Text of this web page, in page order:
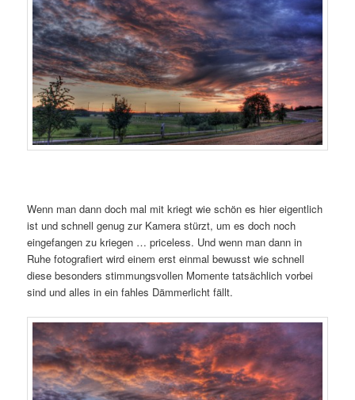
Wenn man dann doch mal mit kriegt wie schön es hier eigentlich
ist und schnell genug zur Kamera stürzt, um es doch noch
eingefangen zu kriegen … priceless. Und wenn man dann in
Ruhe fotografiert wird einem erst einmal bewusst wie schnell
diese besonders stimmungsvollen Momente tatsächlich vorbei
sind und alles in ein fahles Dämmerlicht fällt.